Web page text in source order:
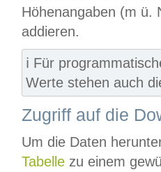
Höhenangaben (m ü.
addieren.
ℹ️ Für
Werte stehen auch
Zugriff auf die
Um die Daten
Tabelle zu einem